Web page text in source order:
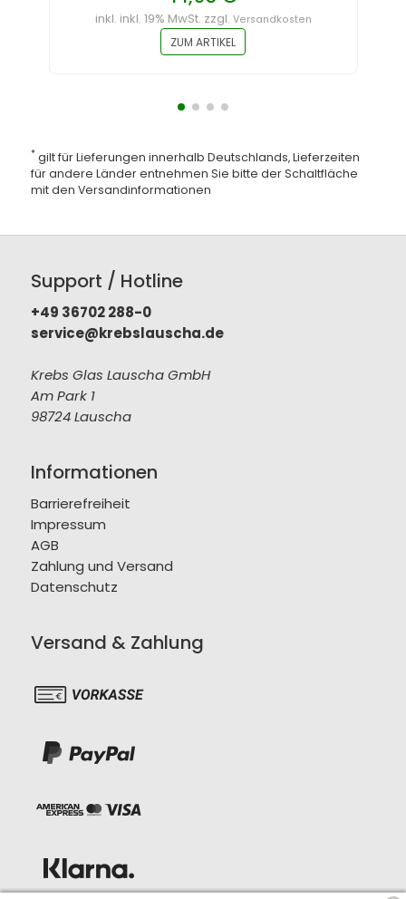
inkl. inkl. 19% MwSt. zzgl. Versandkosten
ZUM ARTIKEL
*gilt für Lieferungen innerhalb Deutschlands, Lieferzeiten
für andere Länder entnehmen Sie bitte der Schaltfläche
mit den Versandinformationen
Support / Hotline
+49 36702 288-0
service@krebslauscha.de
Krebs Glas Lauscha GmbH
Am Park 1
98724 Lauscha
Informationen
Barrierefreiheit
Impressum
AGB
Zahlung und Versand
Datenschutz
Versand & Zahlung